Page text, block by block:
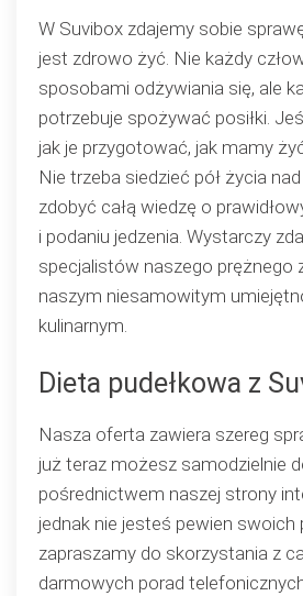
W Suvibox zdajemy sobie
jest zdrowo żyć. Nie każdy
sposobami odżywiania się, ale
potrzebuje spożywać posiłki.
jak je przygotować, jak mamy
Nie trzeba siedzieć pół życia
zdobyć całą wiedzę o
i podaniu jedzenia. Wystarczy
specjalistów naszego prężnego
naszym niesamowitym
kulinarnym.
Dieta pudełkowa z
Nasza oferta zawiera szereg
już teraz możesz samodzielnie
pośrednictwem naszej strony
jednak nie jesteś pewien swoich
zapraszamy do skorzystania z
darmowych porad